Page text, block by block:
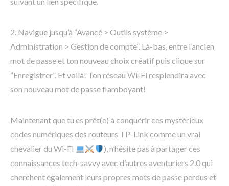
2. Navigue jusqu’à “Avancé > Outils système >
Administration > Gestion de compte”. Là-bas, entre l’ancien
mot de passe et ton nouveau choix créatif puis clique sur
“Enregistrer”. Et voilà! Ton réseau Wi-Fi resplendira avec
son nouveau mot de passe flamboyant!
Maintenant que tu es prêt(e) à conquérir ces mystérieux
codes numériques des routeurs TP-Link comme un vrai
chevalier du Wi-FI
), n’hésite pas à partager ces
connaissances tech-savvy avec d’autres aventuriers 2.0 qui
cherchent également leurs propres mots de passe perdus et